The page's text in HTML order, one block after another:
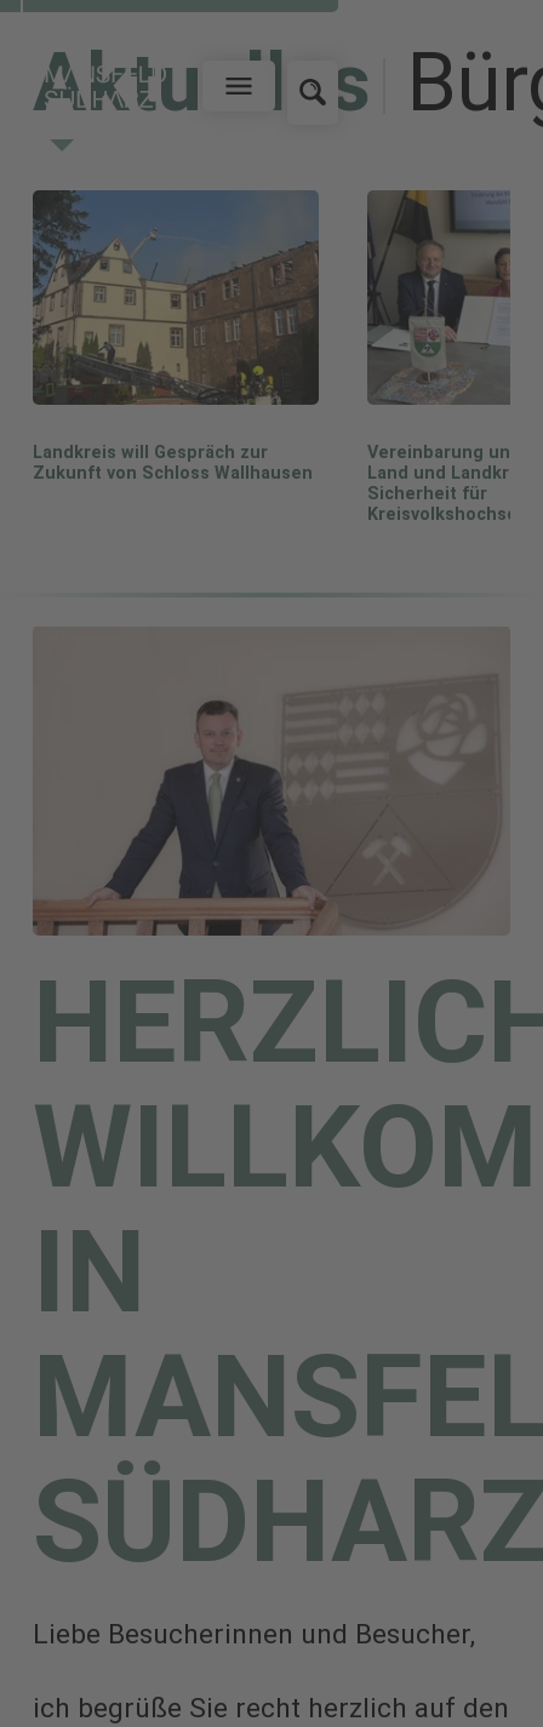
MANSFELD-SÜDHARZ
DER LANDRAT INFORMIERT
UNSER LANDKREIS
UNSER SERVICE FÜR SIE
Aktuelles
Landkreis will Gespräch zur
Zukunft von Schloss Wallhausen
Vereinbarung
Land und Landkreis
Sicherheit für
IN
Liebe Besucherinnen und Besucher,
ich begrüße Sie recht herzlich auf den